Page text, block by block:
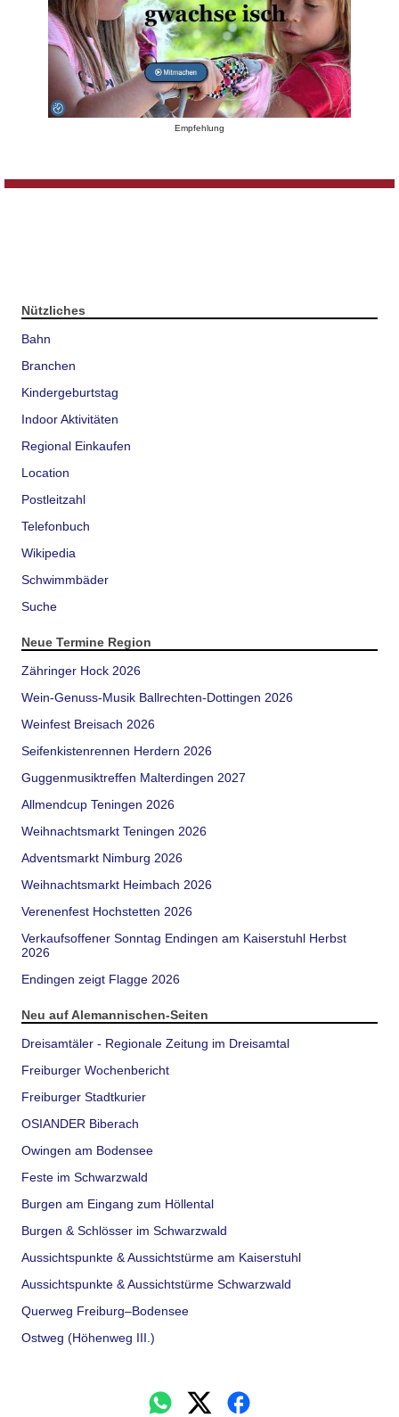
Empfehlung
Nützliches
Bahn
Branchen
Kindergeburtstag
Indoor Aktivitäten
Regional Einkaufen
Location
Postleitzahl
Telefonbuch
Wikipedia
Schwimmbäder
Suche
Neue Termine Region
Zähringer Hock 2026
Wein-Genuss-Musik Ballrechten-Dottingen 2026
Weinfest Breisach 2026
Seifenkistenrennen Herdern 2026
Guggenmusiktreffen Malterdingen 2027
Allmendcup Teningen 2026
Weihnachtsmarkt Teningen 2026
Adventsmarkt Nimburg 2026
Weihnachtsmarkt Heimbach 2026
Verenenfest Hochstetten 2026
Verkaufsoffener Sonntag Endingen am Kaiserstuhl Herbst
2026
Endingen zeigt Flagge 2026
Neu auf Alemannischen-Seiten
Dreisamtäler - Regionale Zeitung im Dreisamtal
Freiburger Wochenbericht
Freiburger Stadtkurier
OSIANDER Biberach
Owingen am Bodensee
Feste im Schwarzwald
Burgen am Eingang zum Höllental
Burgen & Schlösser im Schwarzwald
Aussichtspunkte & Aussichtstürme am Kaiserstuhl
Aussichtspunkte & Aussichtstürme Schwarzwald
Querweg Freiburg–Bodensee
Ostweg (Höhenweg III.)